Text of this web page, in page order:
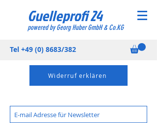
Guelleprofi 24
powered by Georg Huber GmbH & Co.KG
Tel +49 (0) 8683/382
Widerruf erklären